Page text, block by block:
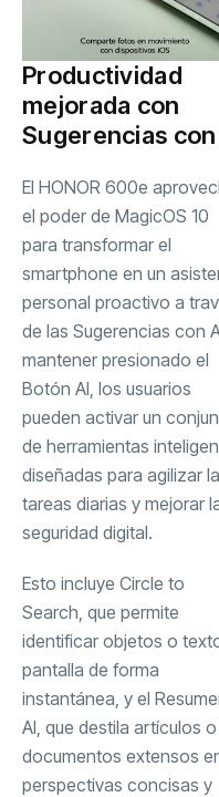
Productividad
mejorada con
Sugerencias con
El HONOR 600e
el poder de MagicOS 10
para transformar el
smartphone en un
personal proactivo a
de las Sugerencias con
mantener presionado el
Botón AI, los usuarios
pueden activar un
de herramientas
diseñadas para agilizar
tareas diarias y mejorar
seguridad digital.
Esto incluye Circle to
Search, que permite
identificar objetos o
pantalla de forma
instantánea, y el
AI, que destila artículos o
documentos extensos
perspectivas concisas y